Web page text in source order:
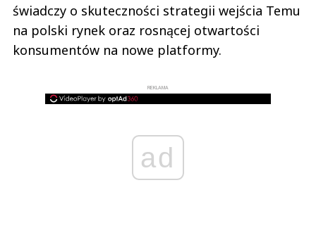
świadczy o skuteczności strategii wejścia Temu
na polski rynek oraz rosnącej otwartości
konsumentów na nowe platformy.
REKLAMA
ad